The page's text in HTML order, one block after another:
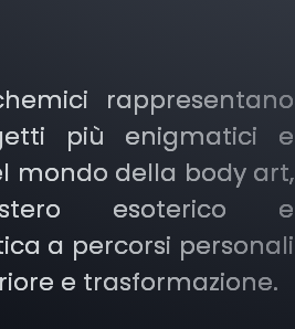
rappresentano
più enigmatici e
mondo della body art,
esoterico e
a percorsi personali
e trasformazione.